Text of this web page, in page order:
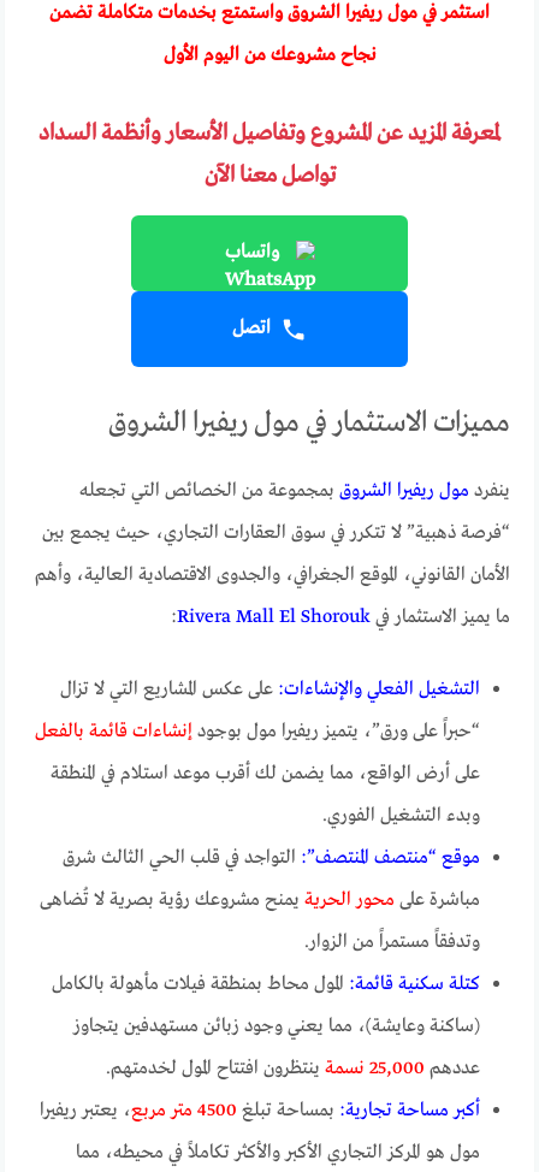
استثمر في مول ريفيرا الشروق واستمتع بخدمات متكاملة تضمن
نجاح مشروعك من اليوم الأول
لمعرفة المزيد عن المشروع وتفاصيل الأسعار وأنظمة السداد
تواصل معنا الآن
واتساب
اتصل
مميزات الاستثمار في مول ريفيرا الشروق
ينفرد مول ريفيرا الشروق بمجموعة من الخصائص التي تجعله
“فرصة ذهبية” لا تتكرر في سوق العقارات التجاري، حيث يجمع بين
الأمان القانوني، الموقع الجغرافي، والجدوى الاقتصادية العالية، وأهم
ما يميز الاستثمار فيRivera Mall El Shorouk
:
التشغيل الفعلي والإنشاءات: على عكس المشاريع التي لا تزال
“حبراً على ورق”، يتميز ريفيرا مول بوجودإنشاءات قائمة بالفعل
على أرض الواقع، مما يضمن لك أقرب موعد استلام في المنطقة
وبدء التشغيل الفوري.
موقع “منتصف المنتصف”: التواجد في قلب الحي الثالث شرق
مباشرة على محور الحرية يمنح مشروعك رؤية بصرية لا تُضاهى
وتدفقاً مستمراً من الزوار.
كتلة سكنية قائمة: المول محاط بمنطقة فيلات مأهولة بالكامل
(ساكنة وعايشة)، مما يعني وجود زبائن مستهدفين يتجاوز
عددهم 25,000 نسمة
ينتظرون افتتاح المول لخدمتهم.
أكبر مساحة تجارية: بمساحة تبلغ 4500 متر مربع
، يعتبر ريفيرا
مول هو المركز التجاري الأكبر والأكثر تكاملاً في محيطه، مما